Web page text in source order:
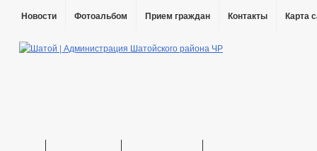
Новости Фотоальбом Прием граждан Контакты Карта